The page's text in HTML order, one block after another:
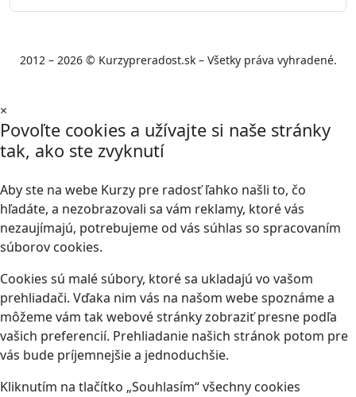
2012 – 2026 © Kurzypreradost.sk – Všetky práva vyhradené.
×
Povoľte cookies a užívajte si naše stránky
tak, ako ste zvyknutí
Aby ste na webe Kurzy pre radosť ľahko našli to, čo
hľadáte, a nezobrazovali sa vám reklamy, ktoré vás
nezaujímajú, potrebujeme od vás súhlas so spracovaním
súborov cookies.
Cookies sú malé súbory, ktoré sa ukladajú vo vašom
prehliadači. Vďaka nim vás na našom webe spoznáme a
môžeme vám tak webové stránky zobraziť presne podľa
vašich preferencií. Prehliadanie našich stránok potom pre
vás bude príjemnejšie a jednoduchšie.
Kliknutím na tlačítko „Souhlasím“ všechny cookies